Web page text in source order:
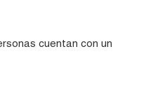
cuentan con un